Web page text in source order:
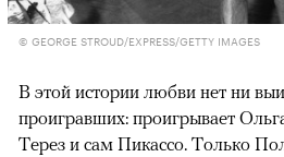
© GEORGE STROUD/EXPRESS/GETTY IMAGES
В этой истории любви нет ни
проигравших: проигрывает
Терез и сам Пикассо. Только